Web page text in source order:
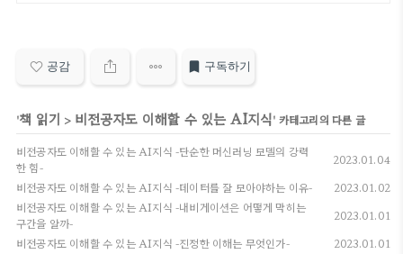
공감 구독하기
'책 읽기 > 비전공자도 이해할 수 있는 AI지식' 카테고리의 다른 글
비전공자도 이해할 수 있는 AI지식 -단순한 머신러닝 모델의 강력
한 힘-
2023.01.04
비전공자도 이해할 수 있는 AI지식 -데이터를 잘 모아야하는 이유- 2023.01.02
비전공자도 이해할 수 있는 AI지식 -내비게이션은 어떻게 막히는
구간을 알까-
2023.01.01
비전공자도 이해할 수 있는 AI지식 -진정한 이해는 무엇인가- 2023.01.01